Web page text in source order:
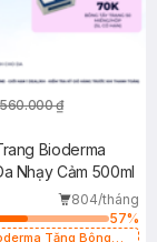
₫
Bioderma
Nhạy Cảm 500ml
804/tháng
57%
Tặng Bông